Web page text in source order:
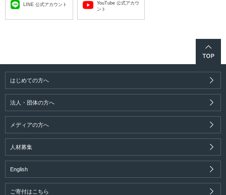
LINE 公式アカウント
YouTube 公式アカウ
ント
はじめての方へ
法人・団体の方へ
メディアの方へ
人材募集
English
ご寄付はこちら